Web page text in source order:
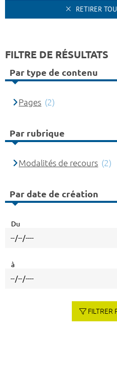
RETIRER
FILTRE DE RÉSULTATS
Par type de contenu
Pages (2)
Par rubrique
Modalités de recours (2)
Par date de création
Du
à
FILTRER